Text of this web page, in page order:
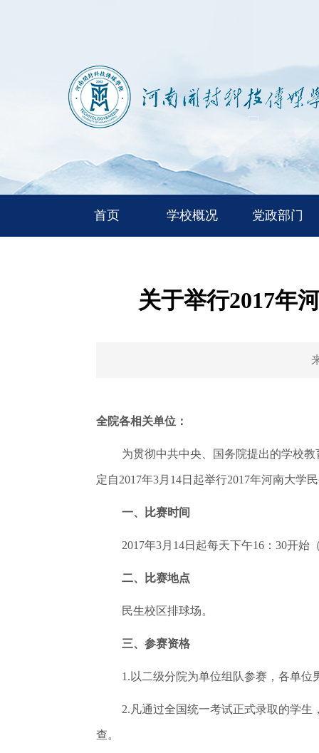
首页 学校概况 党政部门
关于举行2017年
全院各相关单位：
为贯彻中共中央、国务院提出的学校
定自2017年3月14日起举行2017年河南大学
一、比赛时间
2017年3月14日起每天下午16：30开始
二、比赛地点
民生校区排球场。
三、参赛资格
1.以二级分院为单位组队参赛，各单
2.凡通过全国统一考试正式录取的学
查。